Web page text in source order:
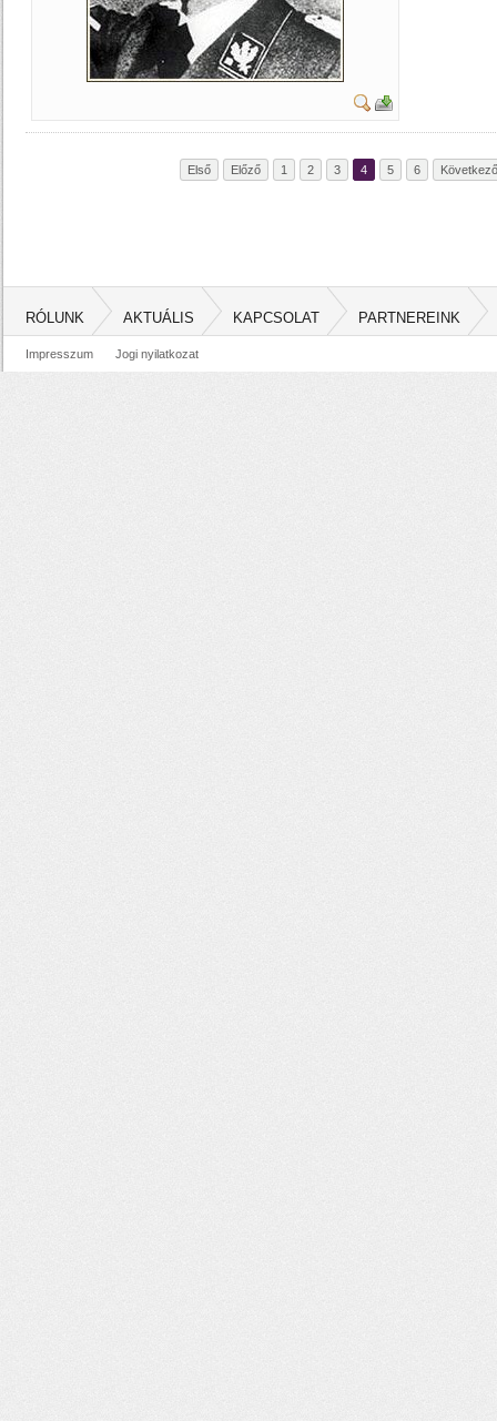
Első Előző 1 2 3 4 5 6 Következő
RÓLUNK AKTUÁLIS KAPCSOLAT PARTNEREINK
Impresszum Jogi nyilatkozat